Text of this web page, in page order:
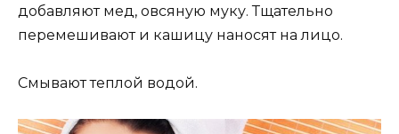
добавляют мед, овсяную муку. Тщательно
перемешивают и кашицу наносят на лицо.
Смывают теплой водой.